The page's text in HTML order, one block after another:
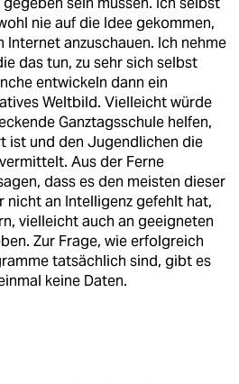
nie auf die Idee gekommen,
Internet anzuschauen. Ich nehme
das tun, zu sehr sich selbst
entwickeln dann ein
Weltbild. Vielleicht würde
Ganztagsschule helfen,
ist und den Jugendlichen die
Aus der Ferne
dass es den meisten dieser
an Intelligenz gefehlt hat,
vielleicht auch an geeigneten
Zur Frage, wie erfolgreich
tatsächlich sind, gibt es
keine Daten.